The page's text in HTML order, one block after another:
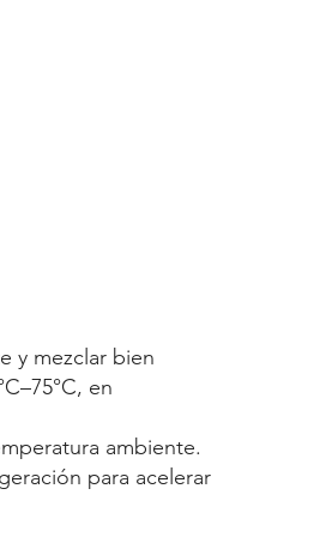
y mezclar bien
en
ambiente.
para acelerar